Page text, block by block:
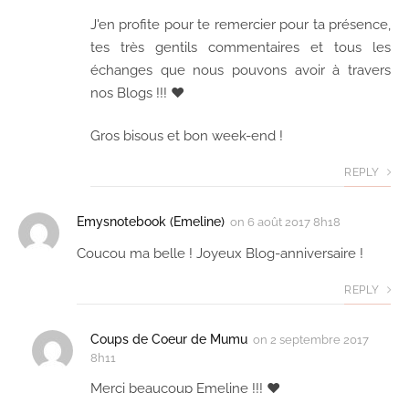
J'en profite pour te remercier pour ta présence,
tes très gentils commentaires et tous les
échanges que nous pouvons avoir à travers
nos Blogs !!! ♥
Gros bisous et bon week-end !
REPLY
Emysnotebook (Emeline) on 6 août 2017 8h18
Coucou ma belle ! Joyeux Blog-anniversaire !
REPLY
Coups de Coeur de Mumu on 2 septembre 2017
8h11
Merci beaucoup Emeline !!! ♥